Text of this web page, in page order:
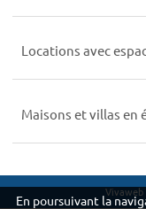
Locations avec
Maisons et villas en
Vivaweb
En poursuivant la